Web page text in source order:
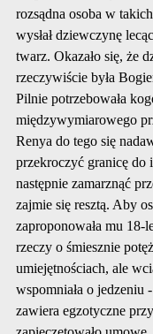
rozsądna osoba w
wysłał dziewczynę
twarz. Okazało się, że
rzeczywiście była
Pilnie potrzebowała
międzywymiarowego
Renya do tego się
przekroczyć granicę do
następnie zamarznąć
zajmie się resztą. Aby
zaproponowała mu 18-
rzeczy o śmiesznie
umiejętnościach, ale
wspomniała o jedzeniu
zawiera egzotyczne